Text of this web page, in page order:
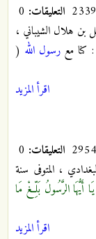
التعليقات:
بن هلال الشيباني ،
: كنا معرسول الله (
اقرأ المزيد
التعليقات:
، المتوفى سنة
يَا أَيُّهَا الرَّسُولُ بَلِّغْ مَا
اقرأ المزيد